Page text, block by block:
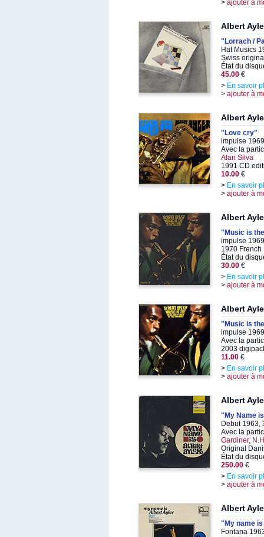
> ajouter à
Albert
"Lorrach /
Hat Musics
Swiss
État du
45.00 €
> En savoir
> ajouter à
Albert
"Love cry"
impulse
Avec la
Alan Silva
1991 CD
10.00 €
> En savoir
> ajouter à
Albert
"Music is
impulse
1970 French
État du
30.00 €
> En savoir
> ajouter à
Albert
"Music is
impulse
Avec la
2003
11.00 €
> En savoir
> ajouter à
Albert
"My Name
Debut 1963,
Avec la
Gardiner,
Original
État du
250.00 €
> En savoir
> ajouter à
Albert
"My name
Fontana